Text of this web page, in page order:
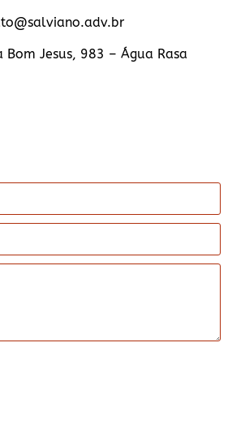
Bom Jesus, 983 – Água Rasa